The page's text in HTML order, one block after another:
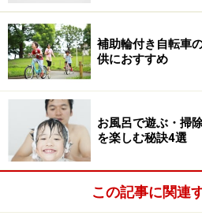
補助輪付き自転車
供におすすめ
お風呂で遊ぶ・掃
を楽しむ秘訣4選
この記事に関連